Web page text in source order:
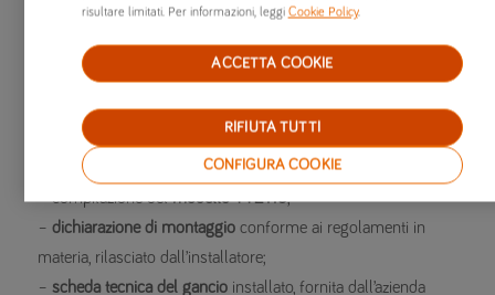
Inoltre, la normativa prevista nel comma 1 dell’art. 78 del
codice della Strada per l’omologazione del gancio traino
prevede l’aggiornamento del libretto di circolazione, per il
quale è necessario avere la seguente documentazione:
– compilazione delmodello TT2119;
– dichiarazione di montaggio conforme ai regolamenti in
materia, rilasciato dall’installatore;
– scheda tecnica del gancio installato, fornita dall’azienda
risultare limitati. Per informazioni, leggi Cookie Policy.
CONFIGURA COOKIE
RIFIUTA TUTTI
ACCETTA COOKIE